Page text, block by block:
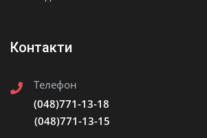
Контакти
Телефон
(048)771-13-18
(048)771-13-15